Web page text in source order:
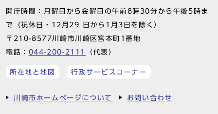
開庁時間：月曜日から金曜日の午前8時30分から午後5時ま
で（祝休日・12月29 日から1月3日を除く）
〒210-8577川崎市川崎区宮本町1番地
電話： 044-200-2111 （代表）
所在地と地図 行政サービスコーナー
川崎市ホームページについて お問い合わせ